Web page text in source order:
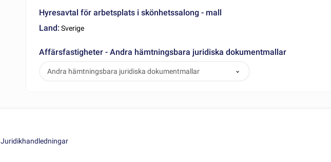
Hyresavtal för arbetsplats i skönhetssalong - mall
Land: Sverige
Affärsfastigheter - Andra hämtningsbara juridiska dokumentmallar
Andra hämtningsbara juridiska dokumentmallar
Juridikhandledningar